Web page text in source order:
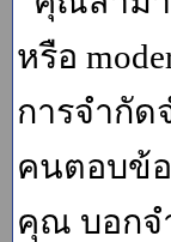
หรือ
การจำกั
คนตอบข้
คุณ บอกจ